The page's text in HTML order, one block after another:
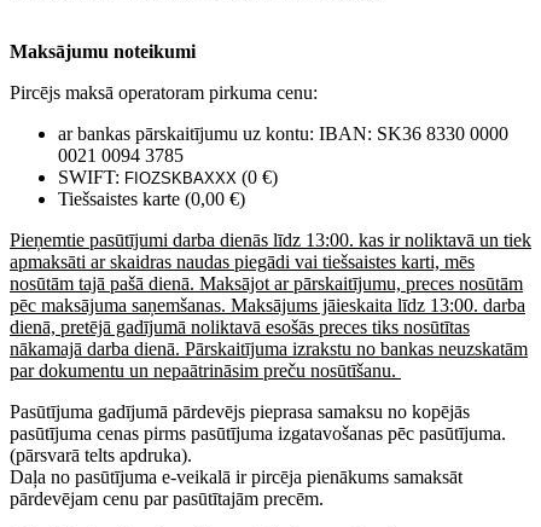
Maksājumu noteikumi
Pircējs maksā operatoram pirkuma cenu:
ar bankas pārskaitījumu uz kontu: IBAN: SK36 8330 0000
0021 0094 3785
SWIFT: FIOZSKBAXXX (0 €)
Tiešsaistes karte (0,00 €)
Pieņemtie pasūtījumi darba dienās līdz 13:00. kas ir noliktavā un tiek
apmaksāti ar skaidras naudas piegādi vai tiešsaistes karti, mēs
nosūtām tajā pašā dienā. Maksājot ar pārskaitījumu, preces nosūtām
pēc maksājuma saņemšanas. Maksājums jāieskaita līdz 13:00. darba
dienā, pretējā gadījumā noliktavā esošās preces tiks nosūtītas
nākamajā darba dienā. Pārskaitījuma izrakstu no bankas neuzskatām
par dokumentu un nepaātrināsim preču nosūtīšanu.
Pasūtījuma gadījumā pārdevējs pieprasa samaksu no kopējās
pasūtījuma cenas pirms pasūtījuma izgatavošanas pēc pasūtījuma.
(pārsvarā telts apdruka).
Daļa no pasūtījuma e-veikalā ir pircēja pienākums samaksāt
pārdevējam cenu par pasūtītajām precēm.